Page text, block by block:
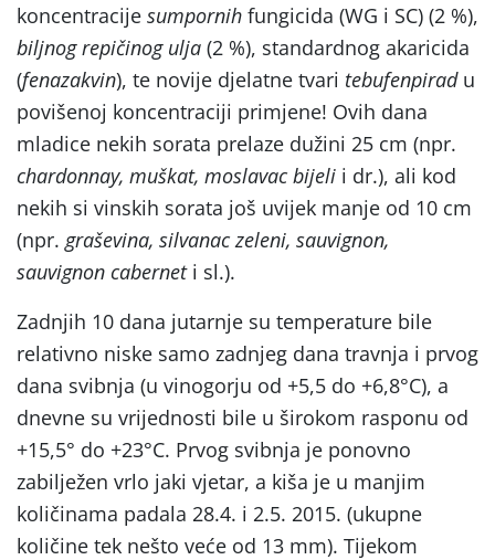
koncentracije sumpornih fungicida (WG i SC) (2 %),
biljnog repičinog ulja (2 %), standardnog akaricida
(fenazakvin), te novije djelatne tvari tebufenpiradu
povišenoj koncentraciji primjene! Ovih dana
mladice nekih sorata prelaze dužini 25 cm (npr.
chardonnay, muškat, moslavac bijeli i dr.), ali kod
nekih si vinskih sorata još uvijek manje od 10 cm
(npr. graševina, silvanac zeleni, sauvignon,
sauvignon caberneti sl.).
Zadnjih 10 dana jutarnje su temperature bile
relativno niske samo zadnjeg dana travnja i prvog
dana svibnja (u vinogorju od +5,5 do +6,8°C), a
dnevne su vrijednosti bile u širokom rasponu od
+15,5° do +23°C. Prvog svibnja je ponovno
zabilježen vrlo jaki vjetar, a kiša je u manjim
količinama padala 28.4. i 2.5. 2015. (ukupne
količine tek nešto veće od 13 mm). Tijekom